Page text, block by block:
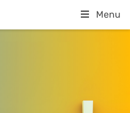
Menu